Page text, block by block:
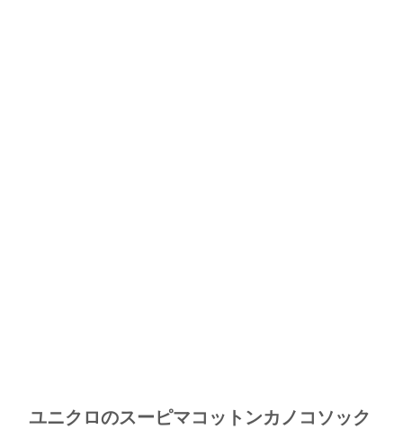
ユニクロのスーピマコットンカノコソック